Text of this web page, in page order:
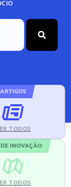
ARTIGOS
TODOS
INOVAÇÃO
TODOS